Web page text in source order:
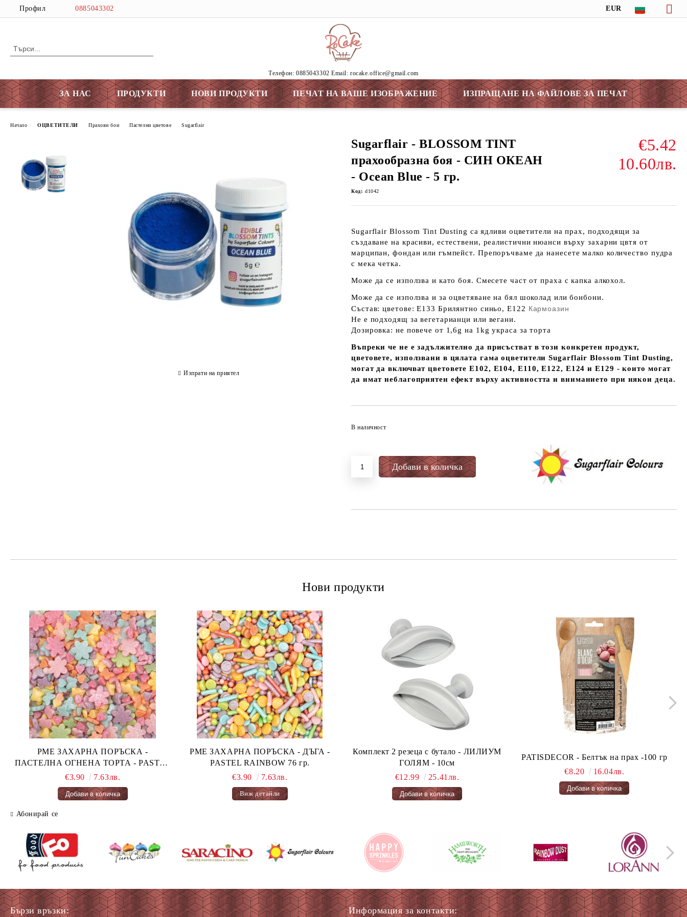
Профил 0885043302 EUR
Tелефон: 0885043302 Email: rocake.office@gmail.com
ЗА НАС ПРОДУКТИ НОВИ ПРОДУКТИ ПЕЧАТ НА ВАШЕ ИЗОБРАЖЕНИЕ ИЗПРАЩАНЕ НА ФАЙЛОВЕ ЗА ПЕЧАТ
Начало ОЦВЕТИТЕЛИ Прахови бои Пастелни цветове Sugarflair
Sugarflair - BLOSSOM TINT
прахообразна боя - СИН ОКЕАН
- Ocean Blue - 5 гр.
€5.42
10.60лв.
Код: d1042
Sugarflair Blossom Tint Dusting са ядливи оцветители на прах, подходящи за
създаване на красиви, естествени, реалистични нюанси върху захарни цвтя от
марципан, фондан или гъмпейст. Препоръчваме да нанесете малко количество пудра
с мека четка.
Може да се използва и като боя. Смесете част от праха с капка алкохол.
Може да се използва и за оцветяване на бял шоколад или бонбони.
Състав: цветове: E133 Брилянтно синьо, E122 Кармоазин
Не е подходящ за вегетарианци или вегани.
Дозировка: не повече от 1,6g на 1kg украса за торта
Въпреки че не е задължително да присъстват в този конкретен продукт,
цветовете, използвани в цялата гама оцветители Sugarflair Blossom Tint Dusting,
могат да включват цветовете E102, E104, E110, E122, E124 и E129 - които могат
да имат неблагоприятен ефект върху активността и вниманието при някои деца.
В наличност
Изпрати на приятел
Нови продукти
PME ЗАХАРНА ПОРЪСКА -
ПАСТЕЛНА ОГНЕНА ТОРТА - PASTEL
FAIRY CAKES 66 гр.
€3.90 7.63лв.
PME ЗАХАРНА ПОРЪСКА - ДЪГА -
PASTEL RAINBOW 76 гр.
€3.90
7.63лв.
Виж детайли
Комплект 2 резеца с бутало - ЛИЛИУМ
ГОЛЯМ - 10см
€12.99
25.41лв.
PATISDECOR - Белтък на прах -100 гр
€8.20
16.04лв.
Абонирай се
Бързи връзки: Информация за контакти: